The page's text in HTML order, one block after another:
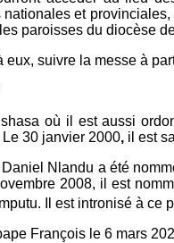
nationales et
paroisses du diocèse
eux, suivre la messe à
où il est aussi
30 janvier 2000, il est
Nlandu a été
2008, il est
Il est intronisé à ce
François le 6 mars